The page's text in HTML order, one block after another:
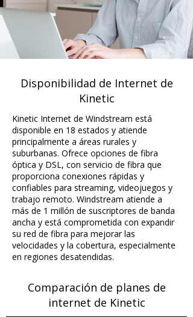
Disponibilidad de Internet de
Kinetic
Kinetic Internet de Windstream está
disponible en 18 estados y atiende
principalmente a áreas rurales y
suburbanas. Ofrece opciones de fibra
óptica y DSL, con servicio de fibra que
proporciona conexiones rápidas y
confiables para streaming, videojuegos y
trabajo remoto. Windstream atiende a
más de 1 millón de suscriptores de banda
ancha y está comprometida con expandir
su red de fibra para mejorar las
velocidades y la cobertura, especialmente
en regiones desatendidas.
Comparación de planes de
internet de Kinetic